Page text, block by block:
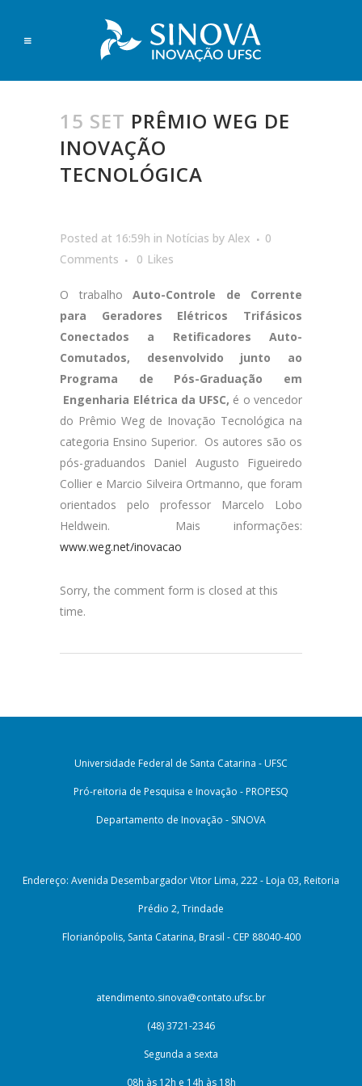
15 SET PRÊMIO WEG DE
INOVAÇÃO
TECNOLÓGICA
Posted at 16:59h in Notícias by Alex
0
Comments
0 Likes
O trabalho Auto-Controle de Corrente
para Geradores Elétricos Trifásicos
Conectados a Retificadores Auto-
Comutados, desenvolvido junto ao
Programa de Pós-Graduação em
Engenharia Elétrica da UFSC, é o vencedor
do Prêmio Weg de Inovação Tecnológica na
categoria Ensino Superior. Os autores são os
pós-graduandos Daniel Augusto Figueiredo
Collier e Marcio Silveira Ortmanno, que foram
orientados pelo professor Marcelo Lobo
Heldwein. Mais informações:
www.weg.net/inovacao
Sorry, the comment form is closed at this
time.
Universidade Federal de Santa Catarina - UFSC
Pró-reitoria de Pesquisa e Inovação - PROPESQ
Departamento de Inovação - SINOVA
Endereço: Avenida Desembargador Vitor Lima, 222 - Loja 03, Reitoria
Prédio 2, Trindade
Florianópolis, Santa Catarina, Brasil - CEP 88040-400
atendimento.sinova@contato.ufsc.br
(48) 3721-2346
Segunda a sexta
08h às 12h e 14h às 18h